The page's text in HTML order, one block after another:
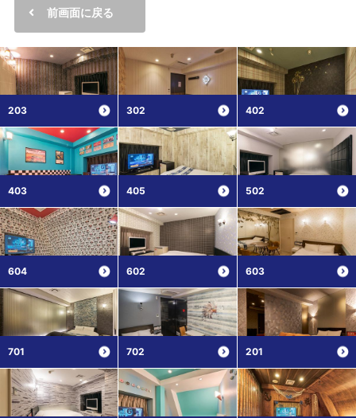
前画面に戻る
203 302 402
403 405 502
604 602 603
701 702 201